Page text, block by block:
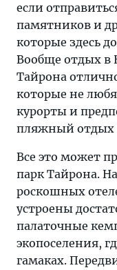
если
памятников и
которые здесь
Вообще отдых в
Тайрона
которые не
курорты и
пляжный отдых
Все это может
парк Тайрона.
роскошных
устроены
палаточные
экопоселения,
гамаках.